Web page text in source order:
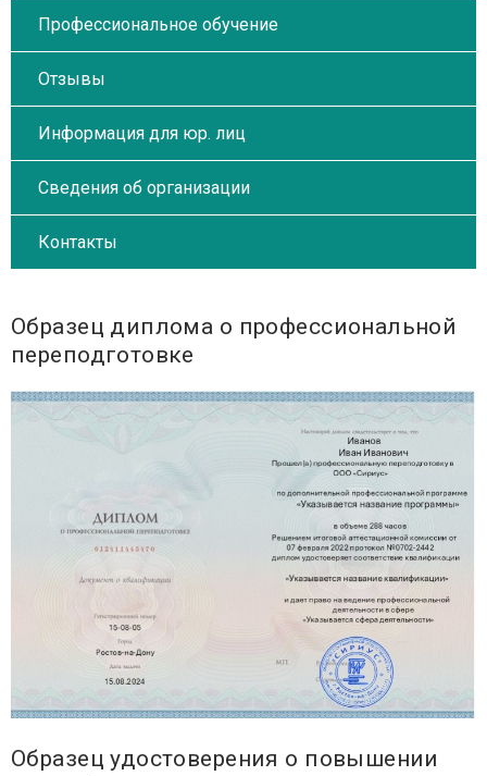
Профессиональное обучение
Отзывы
Информация для юр. лиц
Сведения об организации
Контакты
Образец диплома о профессиональной
переподготовке
Образец удостоверения о повышении